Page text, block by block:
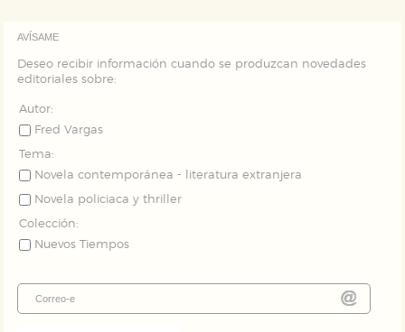
AVÍSAME
Deseo recibir información cuando se produzcan novedades
editoriales sobre:
Autor:
Fred Vargas
Tema:
Novela contemporánea - literatura extranjera
Novela policiaca y thriller
Colección:
Nuevos Tiempos